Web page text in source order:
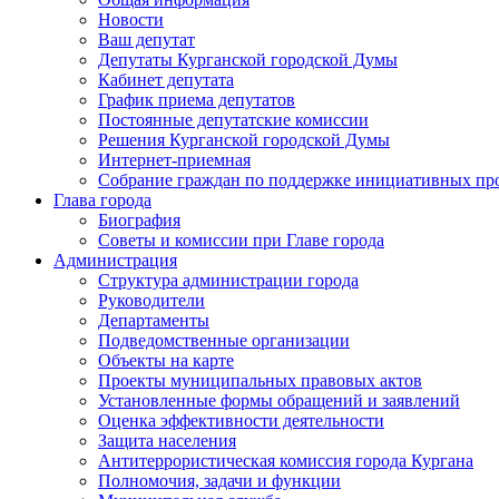
Новости
Ваш депутат
Депутаты Курганской городской Думы
Кабинет депутата
График приема депутатов
Постоянные депутатские комиссии
Решения Курганской городской Думы
Интернет-приемная
Собрание граждан по поддержке инициативных
Глава города
Биография
Советы и комиссии при Главе города
Администрация
Структура администрации города
Руководители
Департаменты
Подведомственные организации
Объекты на карте
Проекты муниципальных правовых актов
Установленные формы обращений и заявлений
Оценка эффективности деятельности
Защита населения
Антитеррористическая комиссия города Кургана
Полномочия, задачи и функции